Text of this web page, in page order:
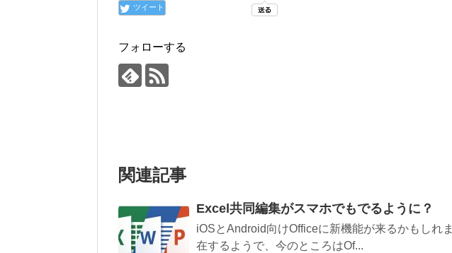
ツイート
フォローする
関連記事
Excel共同編集がスマホでもでるように？
iOSとAndroid向けOfficeに新機能が来るかもしれ
在するようで、今のところはOf...